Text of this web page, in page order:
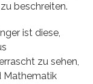
beschreiten.
ist diese,
zu sehen,
Mathematik